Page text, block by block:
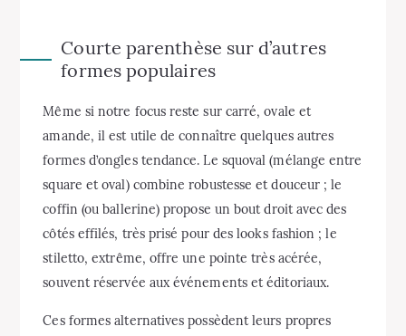
Courte parenthèse sur d’autres
formes populaires
Même si notre focus reste sur carré, ovale et
amande, il est utile de connaître quelques autres
formes d’ongles tendance. Le squoval (mélange entre
square et oval) combine robustesse et douceur ; le
coffin (ou ballerine) propose un bout droit avec des
côtés effilés, très prisé pour des looks fashion ; le
stiletto, extrême, offre une pointe très acérée,
souvent réservée aux événements et éditoriaux.
Ces formes alternatives possèdent leurs propres